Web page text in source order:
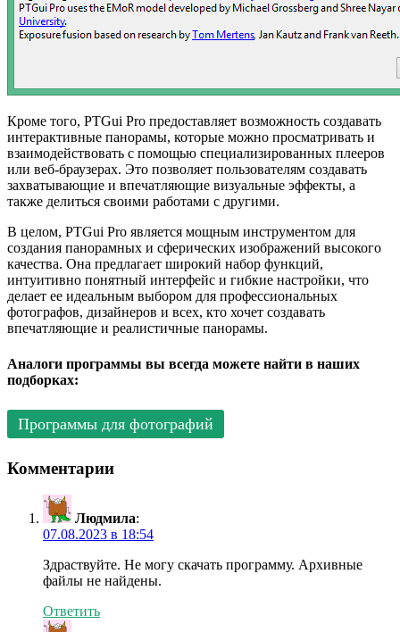
Кроме того, PTGui Pro предоставляет возможность создавать
интерактивные панорамы, которые можно просматривать и
взаимодействовать с помощью специализированных плееров
или веб-браузерах. Это позволяет пользователям создавать
захватывающие и впечатляющие визуальные эффекты, а
также делиться своими работами с другими.
В целом, PTGui Pro является мощным инструментом для
создания панорамных и сферических изображений высокого
качества. Она предлагает широкий набор функций,
интуитивно понятный интерфейс и гибкие настройки, что
делает ее идеальным выбором для профессиональных
фотографов, дизайнеров и всех, кто хочет создавать
впечатляющие и реалистичные панорамы.
Аналоги программы вы всегда можете найти в наших
подборках:
Программы для фотографий
Комментарии
Людмила:
07.08.2023 в 18:54
Здраствуйте. Не могу скачать программу. Архивные
файлы не найдены.
Ответить